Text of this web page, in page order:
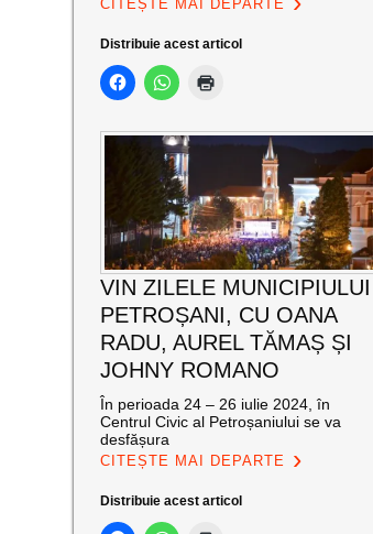
CITEȘTE MAI DEPARTE
Distribuie acest articol
VIN ZILELE MUNICIPIULUI
PETROȘANI, CU OANA
RADU, AUREL TĂMAȘ ȘI
JOHNY ROMANO
În perioada 24 – 26 iulie 2024, în
Centrul Civic al Petroșaniului se va
desfășura
CITEȘTE MAI DEPARTE
Distribuie acest articol